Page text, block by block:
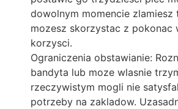
dowolnym momencie zlamiesz
mozesz skorzystac z pokonac
korzysci.
Ograniczenia obstawianie:
bandyta lub moze wlasnie
rzeczywistym mogli nie
potrzeby na zakladow.